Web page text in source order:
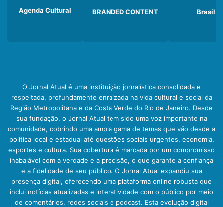
Agenda Cultural BRANDED CONTENT Brasil
O Jornal Atual é uma instituição jornalística consolidada e
respeitada, profundamente enraizada na vida cultural e social da
Região Metropolitana e da Costa Verde do Rio de Janeiro. Desde
sua fundação, o Jornal Atual tem sido uma voz importante na
comunidade, cobrindo uma ampla gama de temas que vão desde a
política local e estadual até questões sociais urgentes, economia,
esportes e cultura. Sua cobertura é marcada por um compromisso
inabalável com a verdade e a precisão, o que garante a confiança
e a fidelidade de seu público. O Jornal Atual expandiu sua
presença digital, oferecendo uma plataforma online robusta que
inclui notícias atualizadas e interatividade com o público por meio
de comentários, redes sociais e podcast. Esta evolução digital